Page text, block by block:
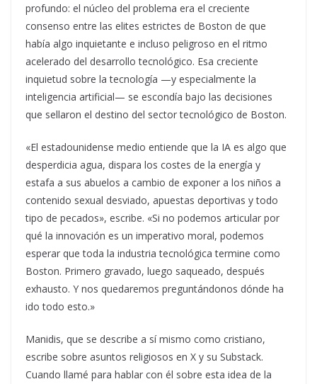
profundo: el núcleo del problema era el creciente
consenso entre las elites estrictes de Boston de que
había algo inquietante e incluso peligroso en el ritmo
acelerado del desarrollo tecnológico. Esa creciente
inquietud sobre la tecnología —y especialmente la
inteligencia artificial— se escondía bajo las decisiones
que sellaron el destino del sector tecnológico de Boston.
«El estadounidense medio entiende que la IA es algo que
desperdicia agua, dispara los costes de la energía y
estafa a sus abuelos a cambio de exponer a los niños a
contenido sexual desviado, apuestas deportivas y todo
tipo de pecados», escribe. «Si no podemos articular por
qué la innovación es un imperativo moral, podemos
esperar que toda la industria tecnológica termine como
Boston. Primero gravado, luego saqueado, después
exhausto. Y nos quedaremos preguntándonos dónde ha
ido todo esto.»
Manidis, que se describe a sí mismo como cristiano,
escribe sobre asuntos religiosos en X y su Substack.
Cuando llamé para hablar con él sobre esta idea de la